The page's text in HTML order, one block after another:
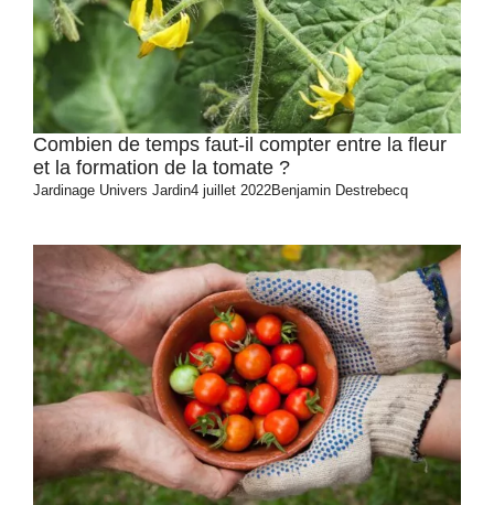
Combien de temps faut-il compter entre la fleur
et la formation de la tomate ?
Jardinage Univers Jardin4 juillet 2022Benjamin Destrebecq